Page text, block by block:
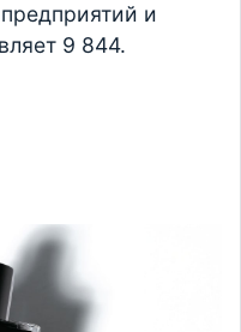
и
9 844.